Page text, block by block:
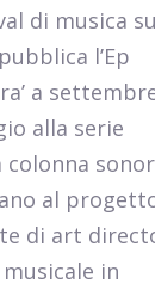
di musica
l’Ep
a
alla serie
colonna
al
di art
in